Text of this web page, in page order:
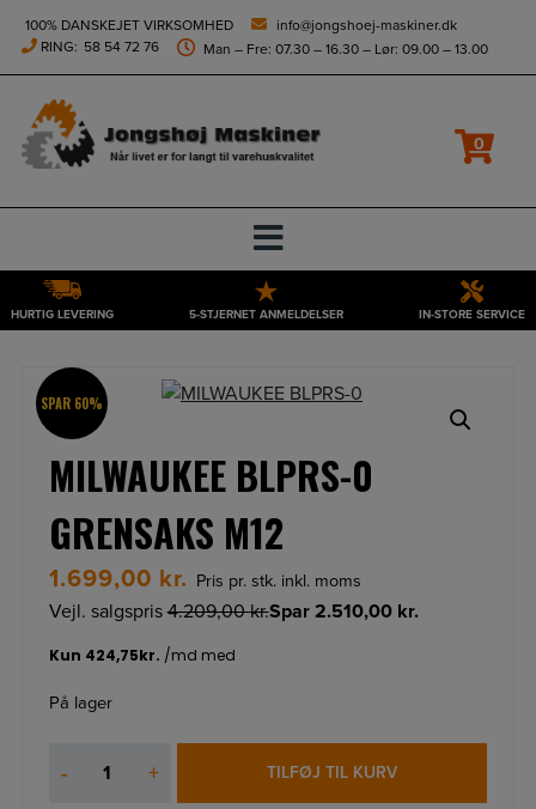
height="0" width="0" style="display:none;visibility:hidden">
Hop
indholdet
100% DANSKEJET VIRKSOMHED
info@jongshoej-maskiner.dk
RING: 58 54 72 76 Man – Fre: 07.30 – 16.30 – Lør: 09.00 – 13.00
0
HURTIG LEVERING 5-STJERNET ANMELDELSER IN-STORE SERVICE
SPAR 60%
MILWAUKEE BLPRS-0
GRENSAKS M12
1.699,00 kr. Pris pr. stk. inkl. moms
Vejl. salgspris4.209,00kr.Spar 2.510,00 kr.
På lager
-
BLPRS-
+ TILFØJ TIL KURV